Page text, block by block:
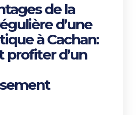
de la
d’une
à Cachan:
d’un